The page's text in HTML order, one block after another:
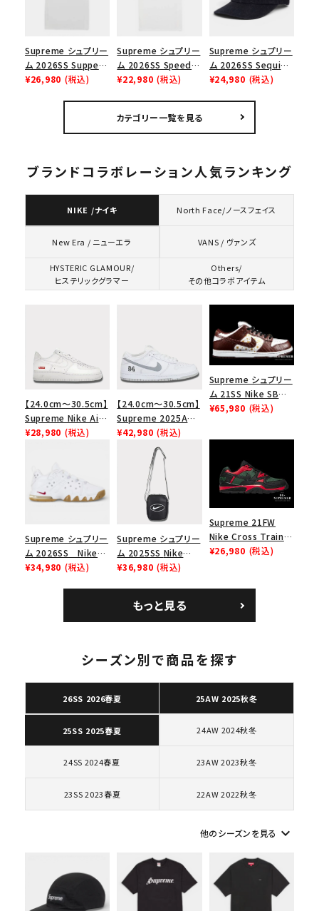
キーワードから探す
search
人気ワード
Tシャツ・ロングスリーブ
キャップ・ハット
パーカー・クルーネック
ショルダー・ウエストバッグ
ボックスロゴ
カテゴリーから探す
価格から探す
在庫のない商品を表示する
絞り込んで検索する
Supreme シュプリー
ム 2026SS Supper
Tee サパーTシャツ
¥26,980 (税込)
Supreme シュプリー
ム 2026SS Speed
Tee スピードTシャツ
¥22,980 (税込)
Supreme シュプリー
ム 2026SS Sequin
Denim Classic
シックロゴ 6パネルキ
ャップ ブラック
¥24,980 (税込)
カテゴリー一覧を見る
ブランドコラボレーション人気ランキング
NIKE /ナイキ North Face/ノースフェイス
New Era / ニューエラ VANS / ヴァンズ
HYSTERIC GLAMOUR/
ヒステリックグラマー
Others/
その他コラボアイテム
【24.0cm～30.5cm】
Supreme Nike Air
Force 1 Low シュプ
ューズ ホワイト
¥28,980 (税込)
【24.0cm～30.5cm】
Supreme 2025AW
Nike SB Dunk Low
ナイキ SB ダンク ロ
ー スニーカー ホワイ
¥42,980 (税込)
Supreme シュプリー
ム 21SS Nike SB
Dunk Low ナイキSB
¥65,980 (税込)
Supreme シュプリー
ム 2026SS Nike
SB Air Max 2 CB 94
¥34,980 (税込)
Supreme シュプリー
ム 2025SS Nike
Leather Shoulder
ク 黒
¥36,980 (税込)
Supreme 21FW
Nike Cross Trainer
Low ナイキクロスト
¥26,980 (税込)
もっと見る
シーズン別で商品を探す
26SS 2026春夏 25AW 2025秋冬
25SS 2025春夏 24AW 2024秋冬
24SS 2024春夏 23AW 2023秋冬
23SS 2023春夏 22AW 2022秋冬
他のシーズンを見る keyboard_arrow_down